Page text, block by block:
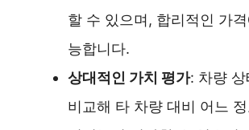
할 수 있으며, 합리적인 가
능합니다.
상대적인 가치 평가: 차량
비교해 타 차량 대비 어느